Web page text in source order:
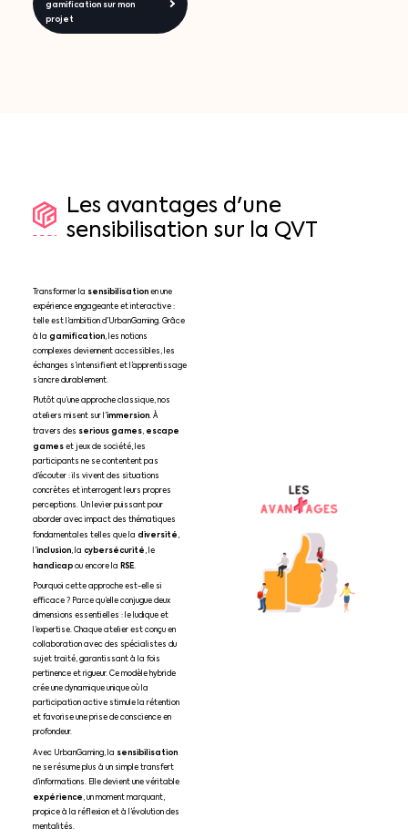
gamification sur mon
projet
Les avantages d'une
sensibilisation sur la QVT
Transformer la sensibilisationen une
expérience engageante et interactive :
telle est l’ambition d’UrbanGaming. Grâce
à la gamification, les notions
complexes deviennent accessibles, les
échanges s’intensifient et l’apprentissage
s’ancre durablement.
Plutôt qu’une approche classique, nos
ateliers misent sur l’immersion. À
travers des serious games, escape
gameset jeux de société, les
participants ne se contentent pas
d’écouter : ils vivent des situations
concrètes et interrogent leurs propres
perceptions. Un levier puissant pour
aborder avec impact des thématiques
fondamentales telles que la diversité,
l’inclusion, la cybersécurité, le
handicapou encore la RSE.
Pourquoi cette approche est-elle si
efficace ? Parce qu’elle conjugue deux
dimensions essentielles : le ludique et
l’expertise. Chaque atelier est conçu en
collaboration avec des spécialistes du
sujet traité, garantissant à la fois
pertinence et rigueur. Ce modèle hybride
crée une dynamique unique où la
participation active stimule la rétention
et favorise une prise de conscience en
profondeur.
Avec UrbanGaming, la sensibilisation
ne se résume plus à un simple transfert
d’informations. Elle devient une véritable
expérience, un moment marquant,
propice à la réflexion et à l’évolution des
mentalités.